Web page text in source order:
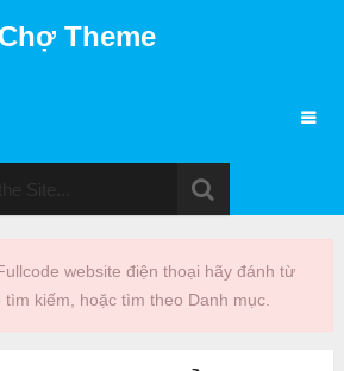
Chợ Theme
website điện thoại hãy đánh từ
kiếm, hoặc tìm theo Danh mục.